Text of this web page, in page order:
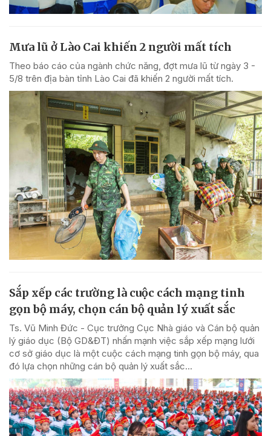
Mưa lũ ở Lào Cai khiến 2 người mất tích
Theo báo cáo của ngành chức năng, đợt mưa lũ từ ngày 3 -
5/8 trên địa bàn tỉnh Lào Cai đã khiến 2 người mất tích.
Sắp xếp các trường là cuộc cách mạng tinh
gọn bộ máy, chọn cán bộ quản lý xuất sắc
Ts. Vũ Minh Đức - Cục trưởng Cục Nhà giáo và Cán bộ quản
lý giáo dục (Bộ GD&ĐT) nhấn mạnh việc sắp xếp mạng lưới
cơ sở giáo dục là một cuộc cách mạng tinh gọn bộ máy, qua
đó lựa chọn những cán bộ quản lý xuất sắc...